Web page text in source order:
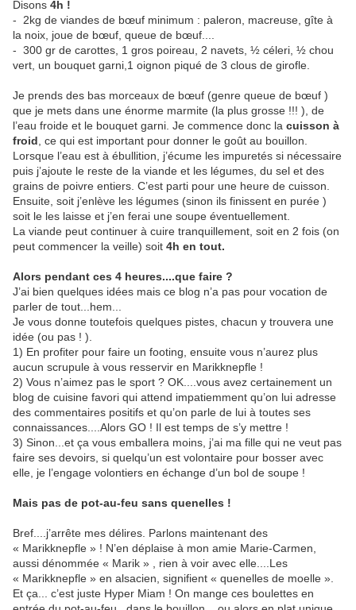
Disons 4h !
- 2kg de viandes de bœuf minimum : paleron, macreuse, gîte à
la noix, joue de bœuf, queue de bœuf....
- 300 gr de carottes, 1 gros poireau, 2 navets, ½ céleri, ½ chou
vert, un bouquet garni,1 oignon piqué de 3 clous de girofle.
Je prends des bas morceaux de bœuf (genre queue de bœuf )
que je mets dans une énorme marmite (la plus grosse !!! ), de
l’eau froide et le bouquet garni. Je commence donc la cuisson à
froid , ce qui est important pour donner le goût au bouillon.
Lorsque l’eau est à ébullition, j’écume les impuretés si nécessaire
puis j’ajoute le reste de la viande et les légumes, du sel et des
grains de poivre entiers. C’est parti pour une heure de cuisson.
Ensuite, soit j’enlève les légumes (sinon ils finissent en purée )
soit le les laisse et j’en ferai une soupe éventuellement.
La viande peut continuer à cuire tranquillement, soit en 2 fois (on
peut commencer la veille) soit 4h en tout.
Alors pendant ces 4 heures....que faire ?
J’ai bien quelques idées mais ce blog n’a pas pour vocation de
parler de tout...hem...
Je vous donne toutefois quelques pistes, chacun y trouvera une
idée (ou pas ! ).
1) En profiter pour faire un footing, ensuite vous n’aurez plus
aucun scrupule à vous resservir en Marikknepfle !
2) Vous n’aimez pas le sport ? OK....vous avez certainement un
blog de cuisine favori qui attend impatiemment qu’on lui adresse
des commentaires positifs et qu’on parle de lui à toutes ses
connaissances....Alors GO ! Il est temps de s’y mettre !
3) Sinon...et ça vous emballera moins, j’ai ma fille qui ne veut pas
faire ses devoirs, si quelqu’un est volontaire pour bosser avec
elle, je l’engage volontiers en échange d’un bol de soupe !
Mais pas de pot-au-feu sans quenelles !
Bref....j’arrête mes délires. Parlons maintenant des
« Marikknepfle » ! N’en déplaise à mon amie Marie-Carmen,
aussi dénommée « Marik » , rien à voir avec elle....Les
« Marikknepfle » en alsacien, signifient « quenelles de moelle ».
Et ça... c’est juste Hyper Miam ! On mange ces boulettes en